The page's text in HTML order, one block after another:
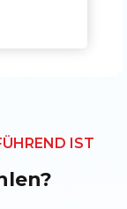
IST